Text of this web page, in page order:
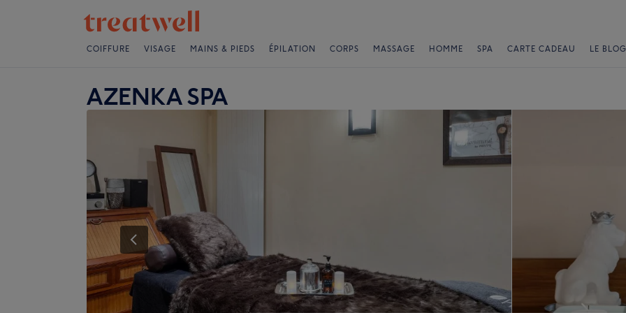
COIFFURE VISAGE MAINS & PIEDS ÉPILATION CORPS MASSAGE HOMME SPA CARTE CADEAU LE
AZENKA SPA